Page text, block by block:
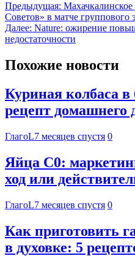
Предыдущая:
Советов» в матче группового
Далее: Nature: ожирение
недостаточности
Похожие новости
Куриная колбаса в
рецепт домашнего
ГлагоL7 месяцев спустя 0
Яйца С0:
ход или
ГлагоL7 месяцев спустя 0
Как приготовить
в духовке: 5